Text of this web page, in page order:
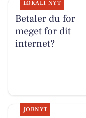
LOKALT NYT
Betaler du for
meget for dit
internet?
JOBNYT